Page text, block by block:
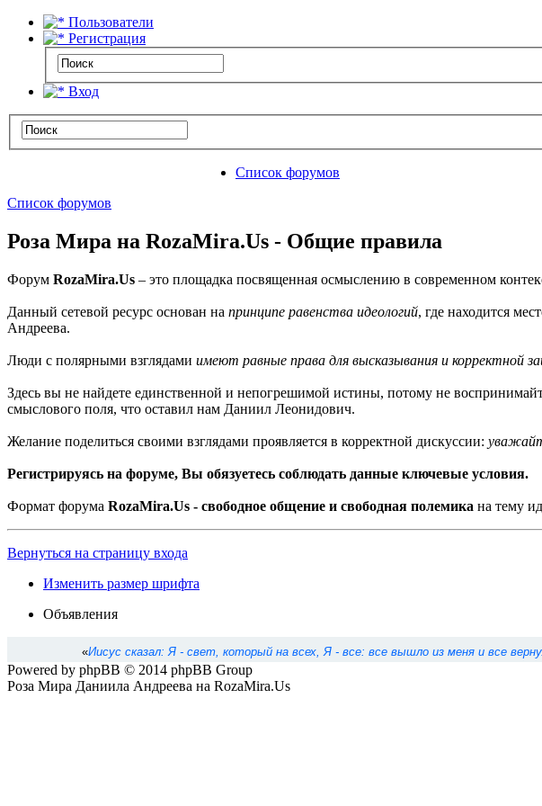
Пользователи
Регистрация
Вход
Список форумов
Список форумов
Роза Мира на RozaMira.Us - Общие правила
Форум RozaMira.Us – это площадка посвященная осмыслению в современном
Данный сетевой ресурс основан на принципе равенства идеологий, где находится
Андреева.
Люди с полярными взглядами имеют равные права для высказывания и корректной
Здесь вы не найдете единственной и непогрешимой истины, потому не
смыслового поля, что оставил нам Даниил Леонидович.
Желание поделиться своими взглядами проявляется в корректной дискуссии:
Регистрируясь на форуме, Вы обязуетесь соблюдать данные ключевые условия.
Формат форума RozaMira.Us - свободное общение и свободная полемика на тему
Вернуться на страницу входа
Изменить размер шрифта
Объявления
«Иисус сказал: Я - свет, который на всех, Я - все: все вышло из меня и все
Powered by phpBB © 2014 phpBB Group
Роза Мира Даниила Андреева на RozaMira.Us